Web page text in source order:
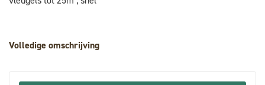
Volledige omschrijving